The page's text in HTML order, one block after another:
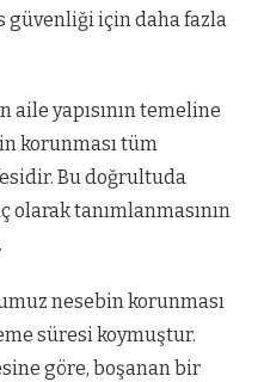
güvenliği için daha fazla
yapısının temeline
korunması tüm
Bu doğrultuda
olarak tanımlanmasının
nesebin korunması
süresi koymuştur.
göre, boşanan bir